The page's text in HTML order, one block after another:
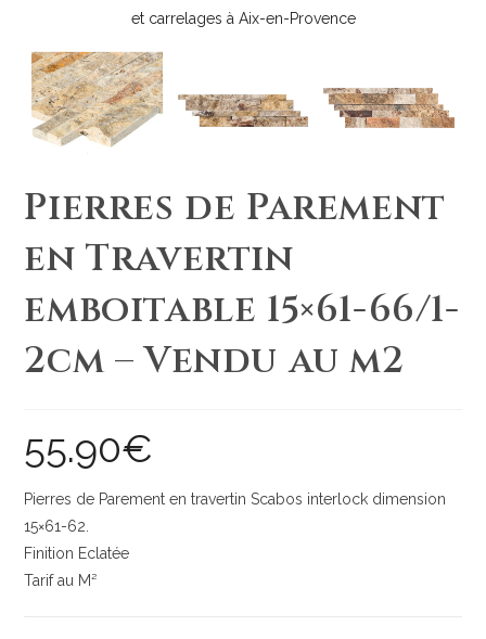
Pierres de Parement
en Travertin
emboitable 15×61-66/1-
2cm – Vendu au m2
55.90€
Pierres de Parement en travertin Scabos interlock dimension
15×61-62.
Finition Eclatée
Tarif au M²